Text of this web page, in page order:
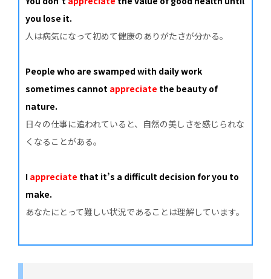
you lose it.
人は病気になって初めて健康のありがたさが分かる。
People who are swamped with daily work
sometimes cannot appreciate the beauty of
nature.
日々の仕事に追われていると、自然の美しさを感じられな
くなることがある。
I appreciate that it’s a difficult decision for you to
make.
あなたにとって難しい状況であることは理解しています。